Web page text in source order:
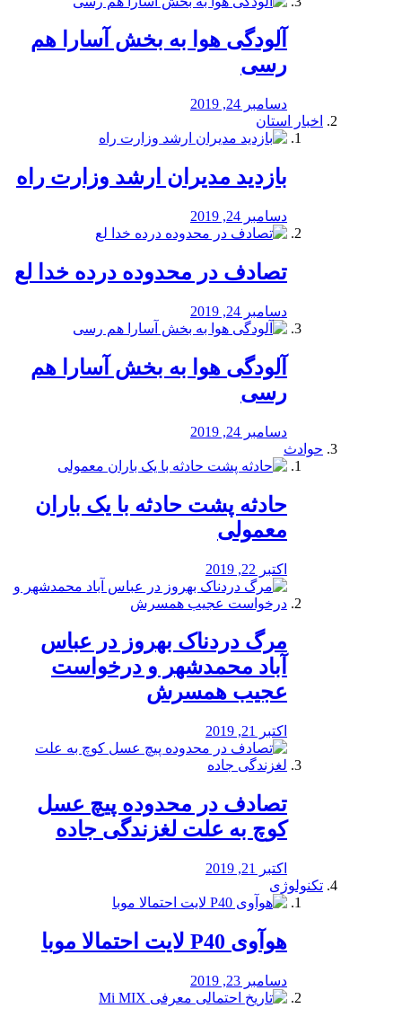
آلودگی هوا به بخش آسارا هم
رسی
دسامبر 24, 2019
اخبار استان
بازدید مدیران ارشد وزارت راه
دسامبر 24, 2019
تصادف در محدوده درده خدا لع
دسامبر 24, 2019
آلودگی هوا به بخش آسارا هم
رسی
دسامبر 24, 2019
حوادث
️حادثه پشت حادثه با یک باران
معمولی
اکتبر 22, 2019
مرگ دردناک بهروز در عباس
آباد محمدشهر و درخواست
عجیب همسرش
اکتبر 21, 2019
تصادف در محدوده پیچ عسل
کوچ به علت لغزندگی جاده
اکتبر 21, 2019
تکنولوژی
هوآوی P40 لایت احتمالا موبا
دسامبر 23, 2019